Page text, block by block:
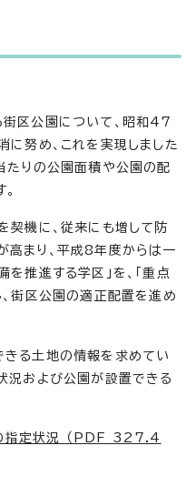
街区公園について、昭和47
に努め、これを実現しました
たりの公園面積や公園の配
契機に、従来にも増して防
高まり、平成8年度からは一
推進する学区」を、「重点
、街区公園の適正配置を進め
きる土地の情報を求めてい
況および公園が設置できる
指定状況 （PDF 327.4